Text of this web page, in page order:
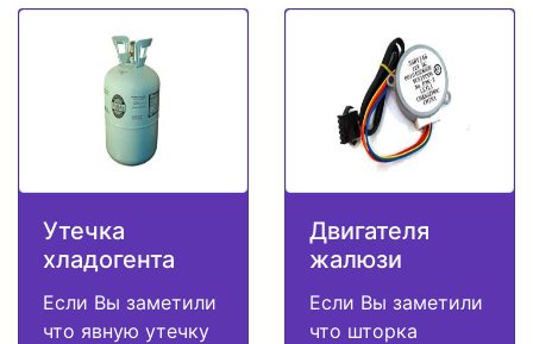
Утечка
хладогента
Если Вы заметили
что явную утечку
Двигателя
жалюзи
Если Вы заметили
что шторка